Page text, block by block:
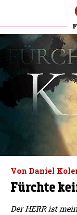
Von Daniel
Fürchte
Der HERR ist